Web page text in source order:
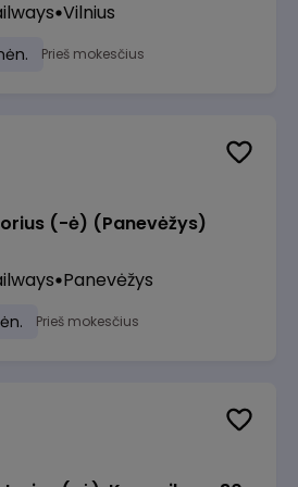
Vilnius
Prieš mokesčius
(-ė) (Panevėžys)
Panevėžys
Prieš mokesčius